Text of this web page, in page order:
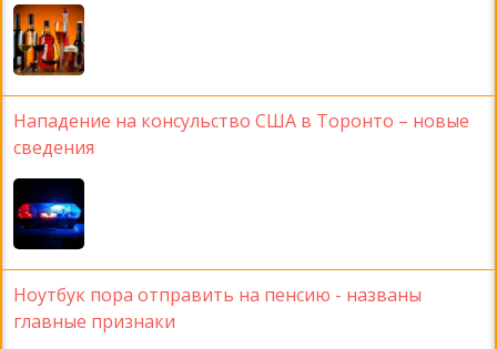
Нападение на консульство США в Торонто – новые
сведения
Ноутбук пора отправить на пенсию - названы
главные признаки